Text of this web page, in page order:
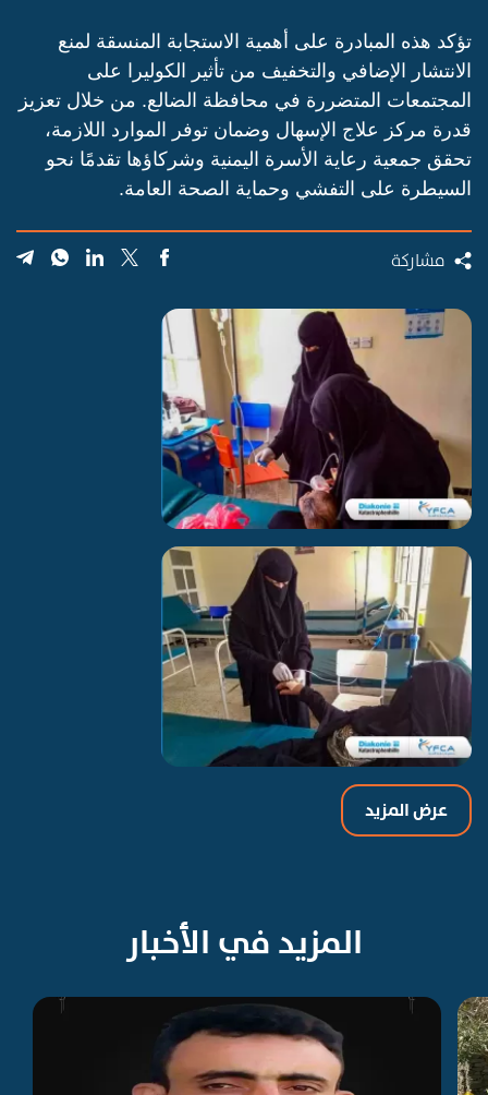
تؤكد هذه المبادرة على أهمية الاستجابة المنسقة لمنع
الانتشار الإضافي والتخفيف من تأثير الكوليرا على
المجتمعات المتضررة في محافظة الضالع. من خلال تعزيز
قدرة مركز علاج الإسهال وضمان توفر الموارد اللازمة،
تحقق جمعية رعاية الأسرة اليمنية وشركاؤها تقدمًا نحو
السيطرة على التفشي وحماية الصحة العامة.
مشاركة
عرض المزيد
المزيد في الأخبار